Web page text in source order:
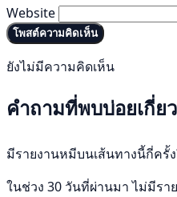
Website
โพสต์ความคิดเห็น
ยังไม่มีความคิดเห็น
คำถามที่พบบ่อยเกี่ย
มีรายงานหมีบนเส้นทางนี้กี่ครั้
ในช่วง 30 วันที่ผ่านมา ไม่มีรา